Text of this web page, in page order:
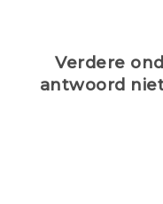
Verdere
antwoord